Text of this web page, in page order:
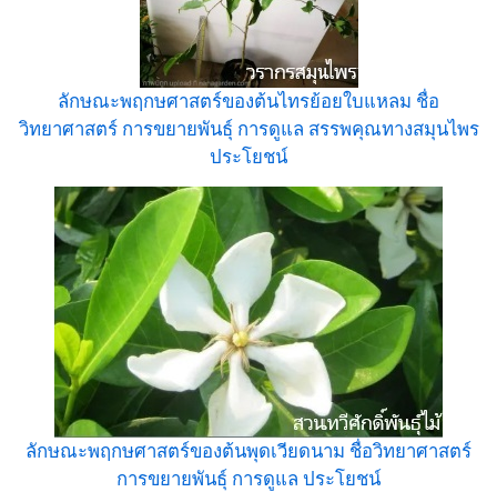
ลักษณะพฤกษศาสตร์ของต้นไทรย้อยใบแหลม ชื่อ
วิทยาศาสตร์ การขยายพันธุ์ การดูแล สรรพคุณทางสมุนไพร
ประโยชน์
ลักษณะพฤกษศาสตร์ของต้นพุดเวียดนาม ชื่อวิทยาศาสตร์
การขยายพันธุ์ การดูแล ประโยชน์